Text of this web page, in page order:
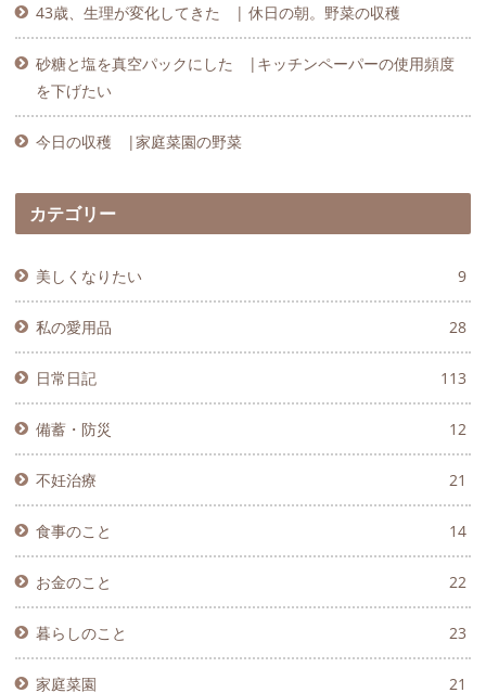
43歳、生理が変化してきた | 休日の朝。野菜の収穫
砂糖と塩を真空パックにした |キッチンペーパーの使用頻度
を下げたい
今日の収穫 |家庭菜園の野菜
カテゴリー
美しくなりたい 9
私の愛用品 28
日常日記 113
備蓄・防災 12
不妊治療 21
食事のこと 14
お金のこと 22
暮らしのこと 23
家庭菜園 21